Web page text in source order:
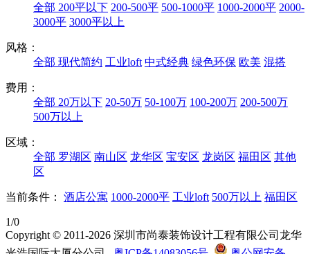
全部 200平以下 200-500平 500-1000平 1000-2000平 2000-
3000平 3000平以上
风格：
全部 现代简约 工业loft 中式经典 绿色环保 欧美 混搭
费用：
全部 20万以下 20-50万 50-100万 100-200万 200-500万
500万以上
区域：
全部 罗湖区 南山区 龙华区 宝安区 龙岗区 福田区 其他
区
当前条件： 酒店公寓 1000-2000平 工业loft 500万以上 福田区
1/0
Copyright © 2011-2026 深圳市尚泰装饰设计工程有限公司龙华